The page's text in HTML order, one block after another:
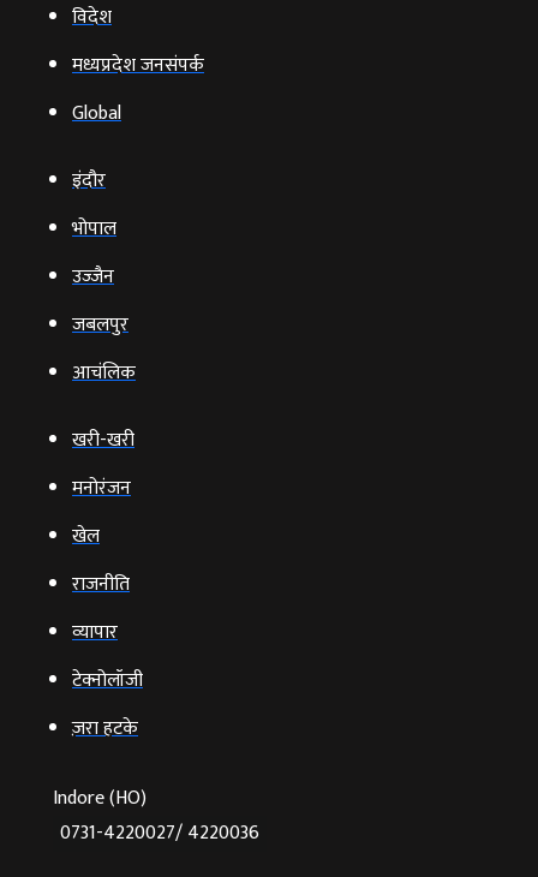
विदेश
मध्यप्रदेश जनसंपर्क
Global
इंदौर
भोपाल
उज्‍जैन
जबलपुर
आचंलिक
खरी-खरी
मनोरंजन
खेल
राजनीति
व्‍यापार
टेक्‍नोलॉजी
ज़रा हटके
Indore (HO)
0731-4220027/ 4220036